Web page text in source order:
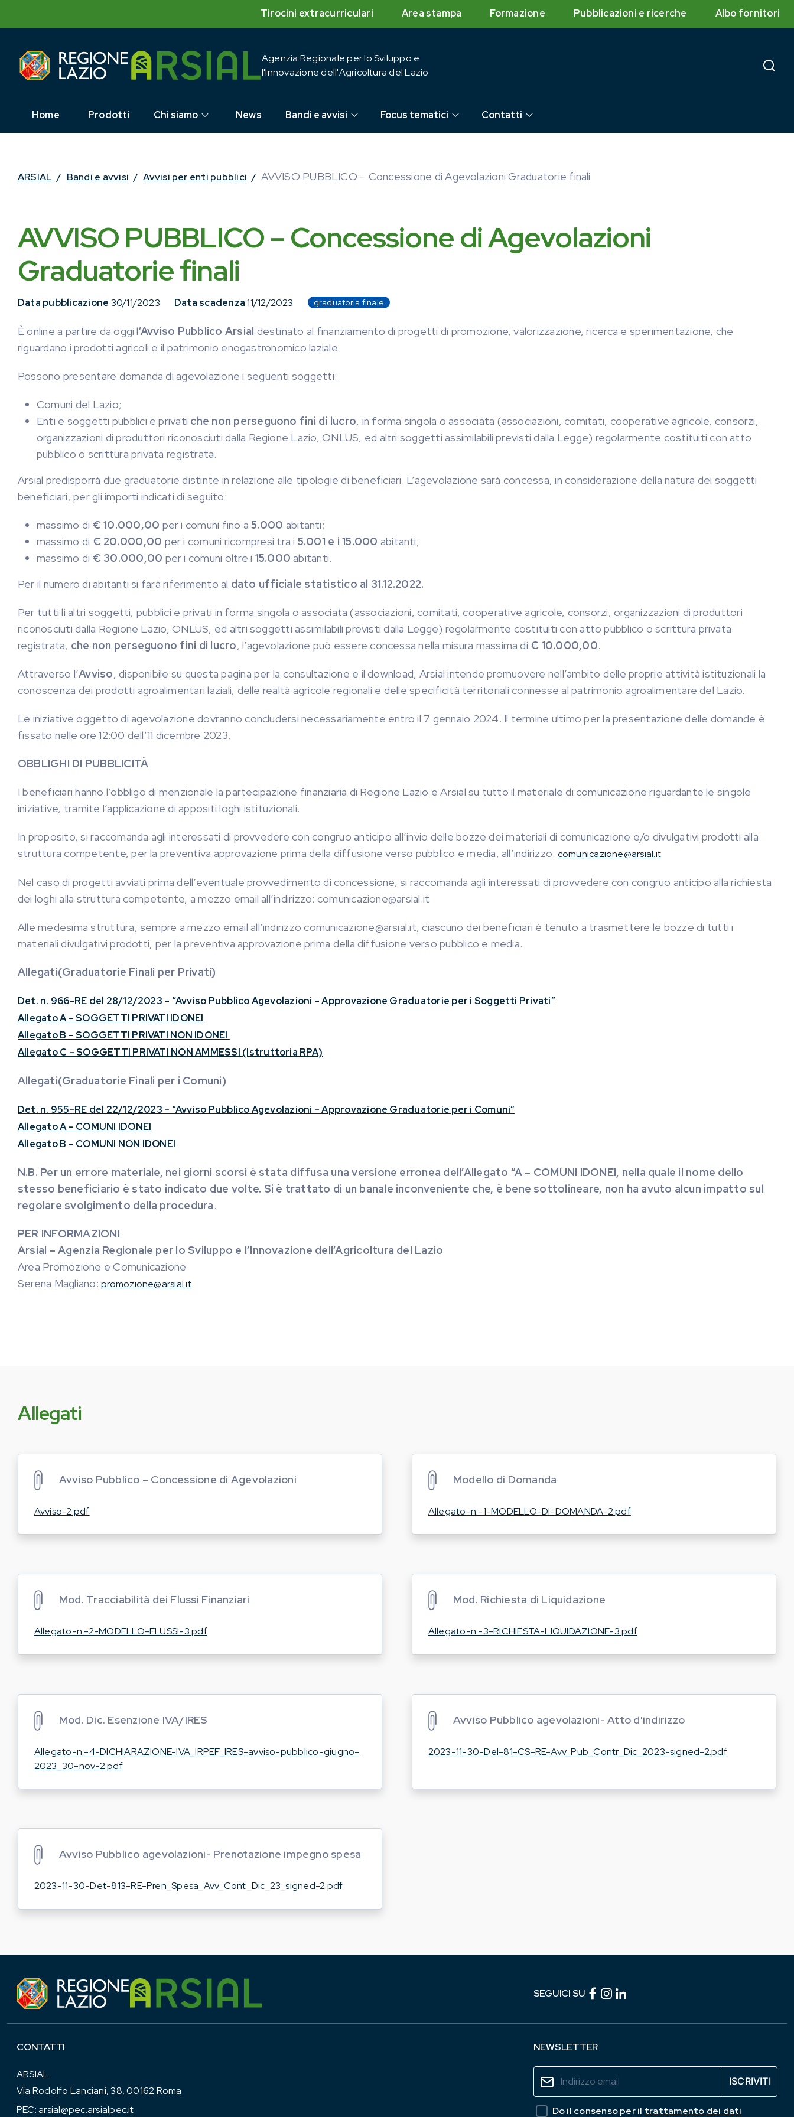
Tirocini extracurriculari Area stampa Formazione Pubblicazioni e ricerche Albo fornitori
Agenzia Regionale per lo Sviluppo e
l'Innovazione dell'Agricoltura del Lazio
Home Prodotti Chi siamo News Bandi e avvisi Focus tematici Contatti
ARSIAL / Bandi e avvisi / Avvisi per enti pubblici / AVVISO PUBBLICO – Concessione di Agevolazioni Graduatorie finali
AVVISO PUBBLICO – Concessione di Agevolazioni
Graduatorie finali
Data pubblicazione 30/11/2023 Data scadenza11/12/2023 graduatoria finale
È online a partire da oggi l’Avviso Pubblico Arsial destinato al finanziamento di progetti di promozione, valorizzazione, ricerca e sperimentazione, che
riguardano i prodotti agricoli e il patrimonio enogastronomico laziale.
Possono presentare domanda di agevolazione i seguenti soggetti:
Comuni del Lazio;
Enti e soggetti pubblici e privati che non perseguono fini di lucro, in forma singola o associata (associazioni, comitati, cooperative agricole, consorzi,
organizzazioni di produttori riconosciuti dalla Regione Lazio, ONLUS, ed altri soggetti assimilabili previsti dalla Legge) regolarmente costituiti con atto
pubblico o scrittura privata registrata.
Arsial predisporrà due graduatorie distinte in relazione alle tipologie di beneficiari. L’agevolazione sarà concessa, in considerazione della natura dei soggetti
beneficiari, per gli importi indicati di seguito:
massimo di € 10.000,00 per i comuni fino a 5.000 abitanti;
massimo di € 20.000,00 per i comuni ricompresi tra i 5.001 e i 15.000 abitanti;
massimo di € 30.000,00 per i comuni oltre i 15.000 abitanti.
Per il numero di abitanti si farà riferimento al dato ufficiale statistico al 31.12.2022.
Per tutti li altri soggetti, pubblici e privati in forma singola o associata (associazioni, comitati, cooperative agricole, consorzi, organizzazioni di produttori
riconosciuti dalla Regione Lazio, ONLUS, ed altri soggetti assimilabili previsti dalla Legge) regolarmente costituiti con atto pubblico o scrittura privata
registrata, che non perseguono fini di lucro, l’agevolazione può essere concessa nella misura massima di € 10.000,00.
Attraverso l’Avviso, disponibile su questa pagina per la consultazione e il download, Arsial intende promuovere nell’ambito delle proprie attività istituzionali la
conoscenza dei prodotti agroalimentari laziali, delle realtà agricole regionali e delle specificità territoriali connesse al patrimonio agroalimentare del Lazio.
Le iniziative oggetto di agevolazione dovranno concludersi necessariamente entro il 7 gennaio 2024. Il termine ultimo per la presentazione delle domande è
fissato nelle ore 12:00 dell’11 dicembre 2023.
OBBLIGHI DI PUBBLICITÀ
I beneficiari hanno l’obbligo di menzionale la partecipazione finanziaria di Regione Lazio e Arsial su tutto il materiale di comunicazione riguardante le singole
iniziative, tramite l’applicazione di appositi loghi istituzionali.
In proposito, si raccomanda agli interessati di provvedere con congruo anticipo all’invio delle bozze dei materiali di comunicazione e/o divulgativi prodotti alla
struttura competente, per la preventiva approvazione prima della diffusione verso pubblico e media, all’indirizzo: comunicazione@arsial.it
Nel caso di progetti avviati prima dell’eventuale provvedimento di concessione, si raccomanda agli interessati di provvedere con congruo anticipo alla richiesta
dei loghi alla struttura competente, a mezzo email all’indirizzo: comunicazione@arsial.it
Alle medesima struttura, sempre a mezzo email all’indirizzo comunicazione@arsial.it, ciascuno dei beneficiari è tenuto a trasmettere le bozze di tutti i
materiali divulgativi prodotti, per la preventiva approvazione prima della diffusione verso pubblico e media.
Allegati(Graduatorie Finali per Privati)
Det. n. 966-RE del 28/12/2023 – “Avviso Pubblico Agevolazioni – Approvazione Graduatorie per i Soggetti Privati”
Allegato A – SOGGETTI PRIVATI IDONEI
Allegato B – SOGGETTI PRIVATI NON IDONEI
Allegato C – SOGGETTI PRIVATI NON AMMESSI (Istruttoria RPA)
Allegati(Graduatorie Finali per i Comuni)
Det. n. 955-RE del 22/12/2023 – “Avviso Pubblico Agevolazioni – Approvazione Graduatorie per i Comuni”
Allegato A – COMUNI IDONEI
Allegato B – COMUNI NON IDONEI
N.B. Per un errore materiale, nei giorni scorsi è stata diffusa una versione erronea dell’Allegato “A – COMUNI IDONEI, nella quale il nome dello
stesso beneficiario è stato indicato due volte. Si è trattato di un banale inconveniente che, è bene sottolineare, non ha avuto alcun impatto sul
regolare svolgimento della procedura.
PER INFORMAZIONI
Arsial – Agenzia Regionale per lo Sviluppo e l’Innovazione dell’Agricoltura del Lazio
Area Promozione e Comunicazione
Serena Magliano:promozione@arsial.it
Allegati
Avviso Pubblico – Concessione di Agevolazioni
Avviso-2.pdf
Modello di Domanda
Allegato-n.-1-MODELLO-DI-DOMANDA-2.pdf
Mod. Tracciabilità dei Flussi Finanziari
Allegato-n.-2-MODELLO-FLUSSI-3.pdf
Mod. Richiesta di Liquidazione
Allegato-n.-3-RICHIESTA-LIQUIDAZIONE-3.pdf
Mod. Dic. Esenzione IVA/IRES
Allegato-n.-4-DICHIARAZIONE-IVA_IRPEF_IRES-avviso-pubblico-giugno-
2023_30-nov-2.pdf
Avviso Pubblico agevolazioni- Atto d'indirizzo
2023-11-30-Del-81-CS-RE-Avv_Pub_Contr_Dic_2023-signed-2.pdf
Avviso Pubblico agevolazioni- Prenotazione impegno spesa
2023-11-30-Det-813-RE-Pren_Spesa_Avv_Cont_Dic_23_signed-2.pdf
SEGUICI SU Facebook (link esterno)
Instagram (link esterno)
CONTATTI
ARSIAL
Via Rodolfo Lanciani, 38, 00162 Roma
PEC:arsial@pec.arsialpec.it
NEWSLETTER
Do il consenso per il trattamento dei dati